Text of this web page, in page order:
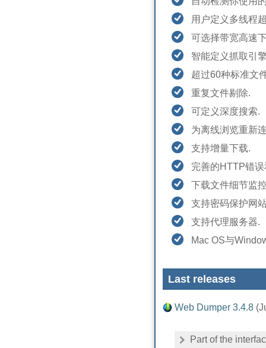
用户定义多线程
可选择带宽高速
智能定义抓取引
超过60种标准文
重复文件剔除.
可定义深度搜索.
为离线浏览重新
支持增量下载.
完善的HTTP错
下载文件细节监
支持密码保护网
支持代理服务器.
Mac OS与
Last releases
Web Dumper 3.4.8
Part of the